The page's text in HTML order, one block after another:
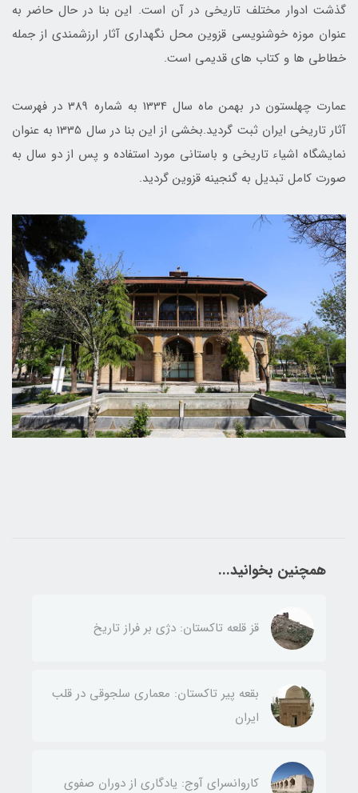
گذشت ادوار مختلف تاریخی در آن است. این بنا در حال حاضر به
عنوان موزه خوشنویسی قزوین محل نگهداری آثار ارزشمندی از جمله
خطاطی ها و کتاب های قدیمی است.
عمارت چهلستون در بهمن ماه سال 1334 به شماره 389 در فهرست
آثار تاريخي ايران ثبت گرديد.بخشي از اين بنا در سال 1335 به عنوان
نمايشگاه اشياء تاريخي و باستاني مورد استفاده و پس از دو سال به
صورت كامل تبديل به گنجينه قزوين گرديد.
همچنین بخوانید...
قز قلعه تاکستان: دژی بر فراز تاریخ
بقعه پیر تاکستان: معماری سلجوقی در قلب
ایران
کاروانسرای آوج: یادگاری از دوران صفوی